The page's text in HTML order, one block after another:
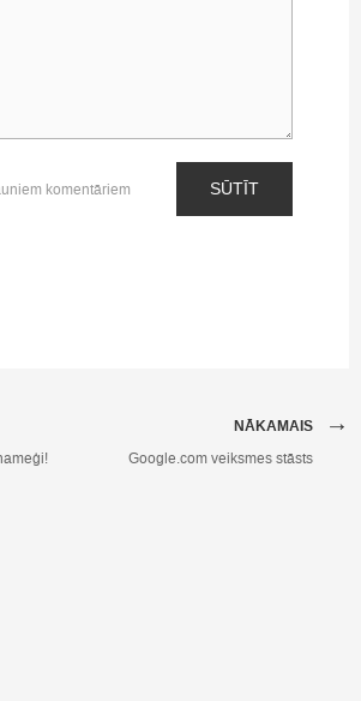
komentāriem SŪTĪT
NĀKAMAIS →
Google.com veiksmes stāsts